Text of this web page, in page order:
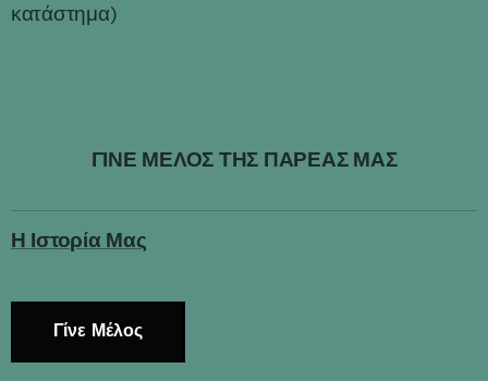
κατάστημα)
ΓΙΝΕ ΜΕΛΟΣ ΤΗΣ ΠΑΡΕΑΣ ΜΑΣ
Η Ιστορία Μας
Γίνε Μέλος